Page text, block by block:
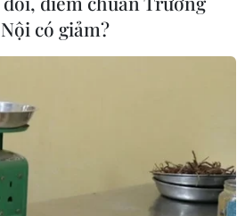
498 triệu cổ
lên 77.783 tỷ
mô dự trữ
có giảm?